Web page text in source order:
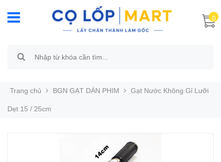
0
Trang chủ BGN GẠT DÁN PHIM Gạt Nước Không Gỉ Lưỡi
Dẹt 15 / 25cm